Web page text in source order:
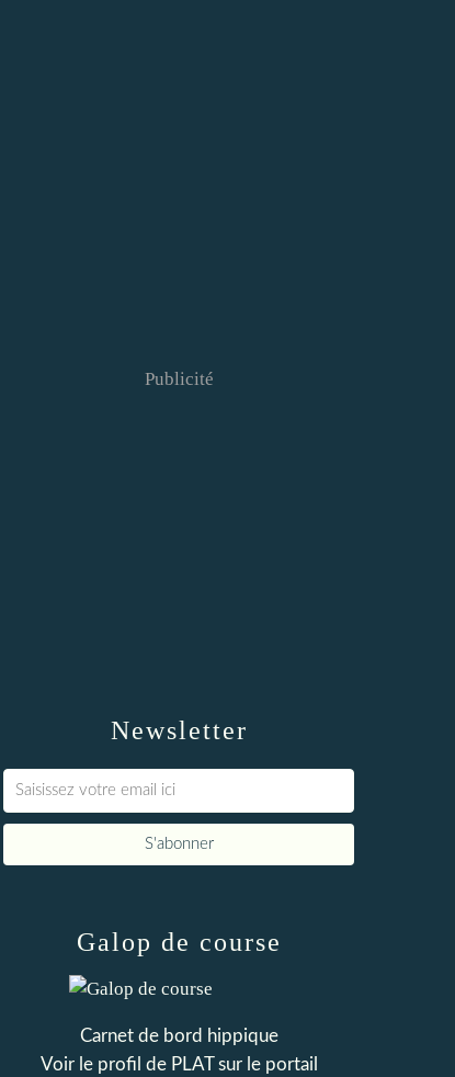
Newsletter
Publicité
Galop de course
Carnet de bord hippique
Voir le profil de PLATsur le portail